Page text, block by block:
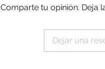
Comparte tu opinión. Deja
Dejar una